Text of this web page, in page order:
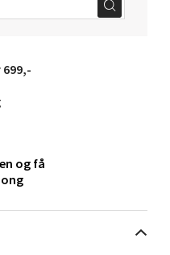
og få
Malmporten